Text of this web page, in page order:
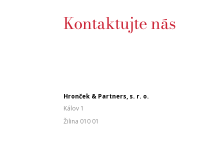
Kontaktujte nás
Hronček & Partners, s. r. o.
Kálov 1
Žilina 010 01